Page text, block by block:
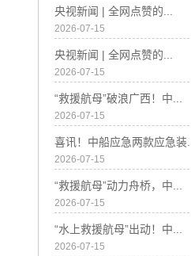
央视新闻 | 全网点赞的...
2026-07-15
央视新闻 | 全网点赞的...
2026-07-15
“救援航母”破浪广西！中...
2026-07-15
喜讯！中船应急两款应急装...
2026-07-15
“救援航母”动力舟桥，中...
2026-07-15
“水上救援航母”出动！中...
2026-07-15